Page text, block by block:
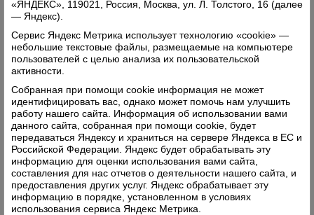
году, когда отмечалось столетие начала войны.
Вопрос благоустройства памятного знака на
Соборной площади обсуждался на комиссии по
рассмотрению ходатайств об увековечивании
выдающихся событий и имён граждан
Верховажского муниципального округа. Было
решено убрать ярмарочные домики от
памятного знака.
«ЯНДЕКС», 119021, Россия, Москва, ул. Л. Толстого, 16 (далее
— Яндекс).
Сервис Яндекс Метрика использует технологию «cookie» —
небольшие текстовые файлы, размещаемые на компьютере
пользователей с целью анализа их пользовательской
активности.
Собранная при помощи cookie информация не может
идентифицировать вас, однако может помочь нам улучшить
работу нашего сайта. Информация об использовании вами
данного сайта, собранная при помощи cookie, будет
передаваться Яндексу и храниться на сервере Яндекса в ЕС и
Российской Федерации. Яндекс будет обрабатывать эту
информацию для оценки использования вами сайта,
составления для нас отчетов о деятельности нашего сайта, и
предоставления других услуг. Яндекс обрабатывает эту
информацию в порядке, установленном в условиях
использования сервиса Яндекс Метрика.